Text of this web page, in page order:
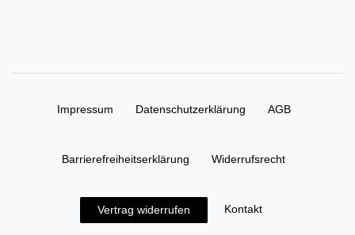
Impressum Daten­schutz­erklärung AGB
Barrierefreiheitserklärung Widerrufs­recht
Vertrag widerrufen Kontakt